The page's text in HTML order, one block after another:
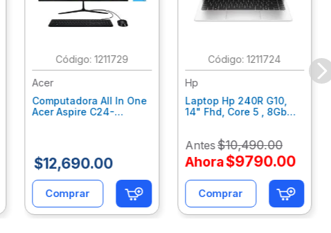
: 1211729
Acer
Computadora All In One
Acer Aspire C24-
Dq.Bmjal.002
$12,690.00
Comprar
:1211724
Hp
Laptop Hp 240R G10,
14" Fhd, Core 5 , 8Gb
Antes$10,490.00
Ahora$9790.00
Comprar